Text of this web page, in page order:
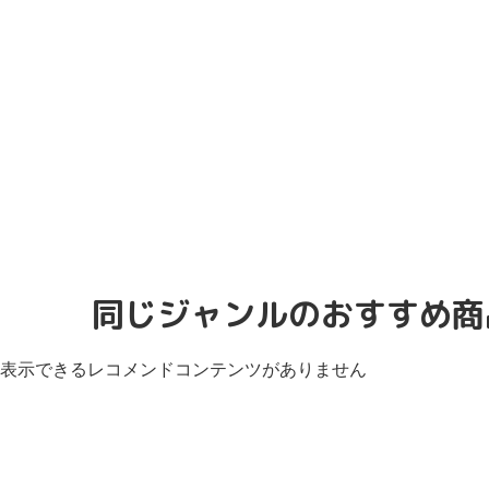
同じジャンルのおすすめ
表示できるレコメンドコンテンツがありません